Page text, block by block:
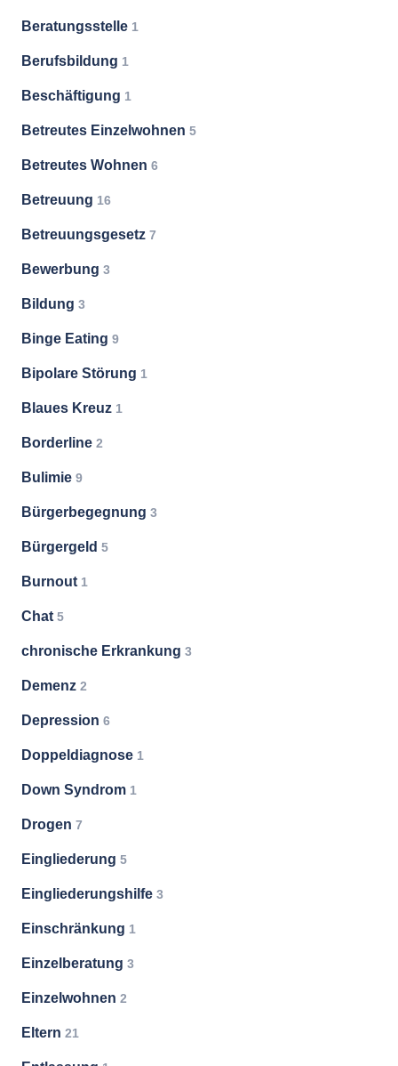
Beratungsstelle 1
Berufsbildung 1
Beschäftigung 1
Betreutes Einzelwohnen 5
Betreutes Wohnen 6
Betreuung 16
Betreuungsgesetz 7
Bewerbung 3
Bildung 3
Binge Eating 9
Bipolare Störung 1
Blaues Kreuz 1
Borderline 2
Bulimie 9
Bürgerbegegnung 3
Bürgergeld 5
Burnout 1
Chat 5
chronische Erkrankung 3
Demenz 2
Depression 6
Doppeldiagnose 1
Down Syndrom 1
Drogen 7
Eingliederung 5
Eingliederungshilfe 3
Einschränkung 1
Einzelberatung 3
Einzelwohnen 2
Eltern 21